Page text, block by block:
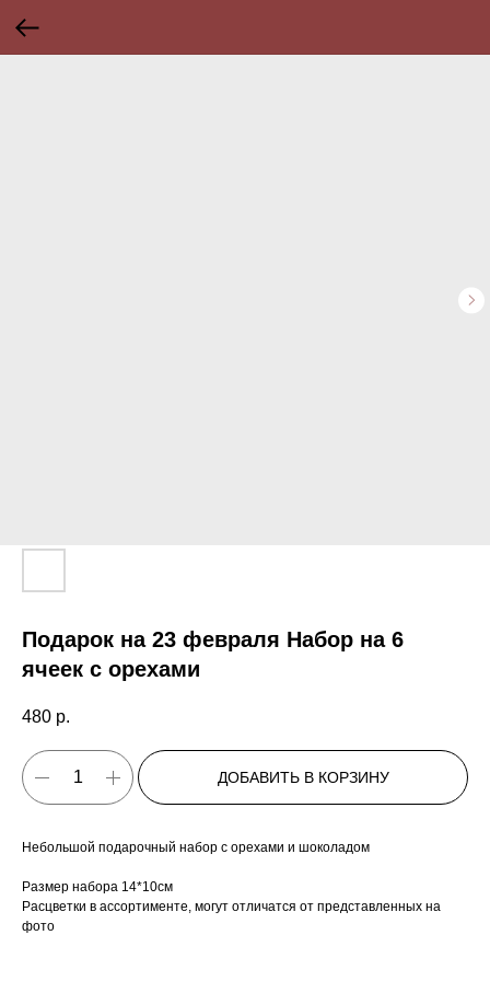
Подарок на 23 февраля Набор на 6
ячеек с орехами
480 р.
ДОБАВИТЬ В КОРЗИНУ
Небольшой подарочный набор с орехами и шоколадом
Размер набора 14*10см
Расцветки в ассортименте, могут отличатся от представленных на
фото